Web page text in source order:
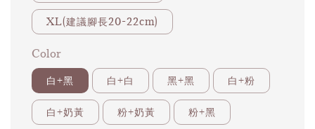
XL(建議腳長20-22cm)
Color
白+黑 白+白 黑+黑 白+粉
白+奶黃 粉+奶黃 粉+黑